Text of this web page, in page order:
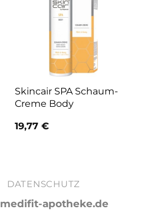
Skincair SPA Schaum-
Creme Body
19,77 €
DATENSCHUTZ
medifit-apotheke.de